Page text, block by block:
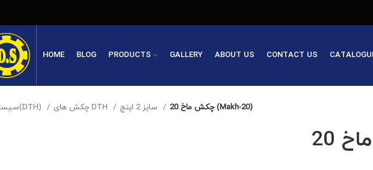
HOME BLOG PRODUCTS GALLERY ABOUT US CONTACT US
سیستم های حفاری درون چاهی(DTH) چکش های DTH چکش ماخ 20 (Makh-20)